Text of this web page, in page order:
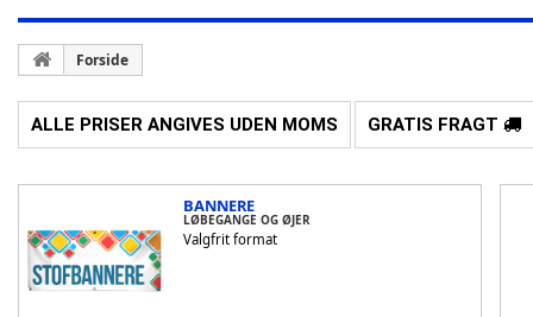
Forside
ALLE PRISER ANGIVES UDEN MOMS GRATIS FRAGT
BANNERE
LØBEGANGE OG ØJER
Valgfrit format